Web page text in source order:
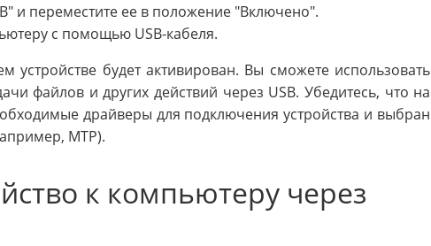
и переместите ее в положение "Включено".
с помощью USB-кабеля.
будет активирован. Вы сможете использовать
файлов и других действий через USB. Убедитесь, что на
драйверы для подключения устройства и выбран
MTP).
к компьютеру через